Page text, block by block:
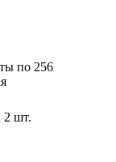
по 256
2 шт.